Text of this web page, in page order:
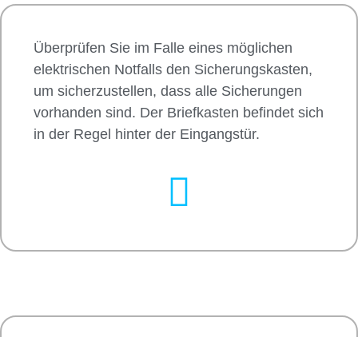
Überprüfen Sie im Falle eines möglichen
elektrischen Notfalls den Sicherungskasten,
um sicherzustellen, dass alle Sicherungen
vorhanden sind. Der Briefkasten befindet sich
in der Regel hinter der Eingangstür.